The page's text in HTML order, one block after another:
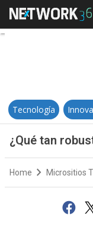
Tecnología
¿Qué tan
Home Micrositios